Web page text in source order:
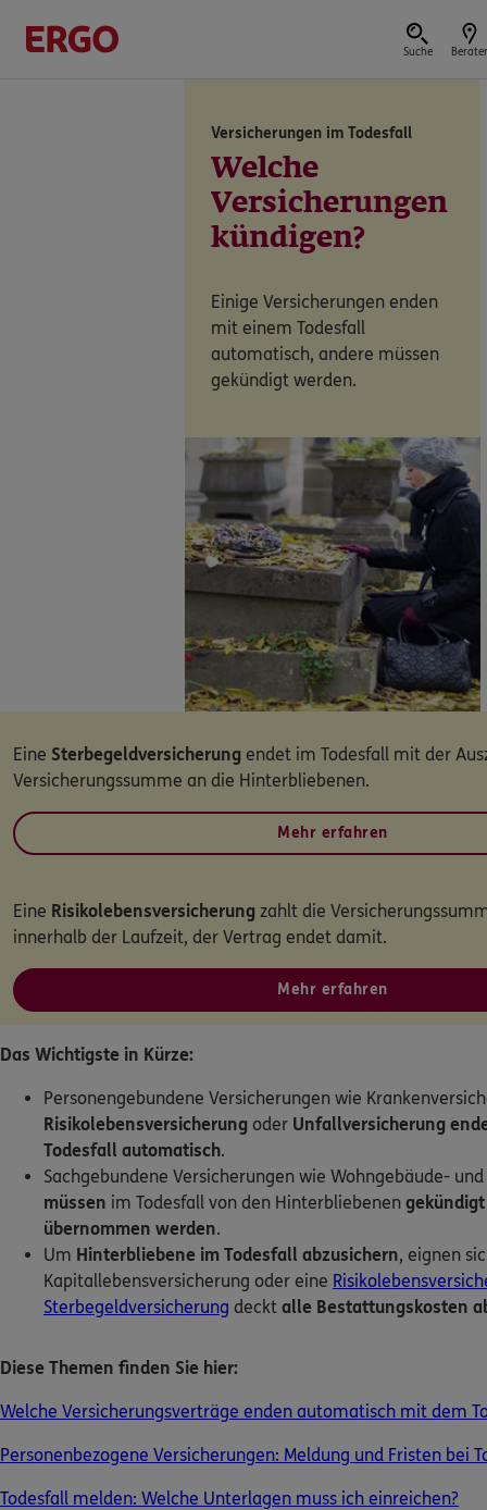
Suche Berater
Jetzt Förderung selbst berechnen.
Jetzt informieren
Nicht sicher, was Sie benötigen?
Dann lassen Sie sich helfen.
Meine Versicherungen
Sehen Sie auf einen Blick Ihre Versicherungen bei ERGO, dem
und der DKV.
Zum Kundenportal
Schaden- oder Leistungsfall melden
Sehen Sie auf einen Blick Ihre Versicherungen bei ERGO, dem
und der DKV.
Zum Kundenportal
Schaden- oder Leistungsfall melden
Bequem online oder telefonisch.
Versicherungen im Todesfall
Welche
Versicherungen
kündigen?
Einige Versicherungen enden
mit einem Todesfall
automatisch, andere müssen
gekündigt werden.
Eine Sterbegeldversicherung endet im Todesfall mit der
Versicherungssumme an die Hinterbliebenen.
Mehr erfahren
Eine Risikolebensversicherung zahlt die
innerhalb der Laufzeit, der Vertrag endet damit.
Mehr erfahren
Das Wichtigste in Kürze:
Personengebundene Versicherungen wie
Risikolebensversicherung oder Unfallversicherung
Todesfall automatisch.
Sachgebundene Versicherungen wie Wohngebäude- und
müssen im Todesfall von den Hinterbliebenen
übernommen werden.
Um Hinterbliebene im Todesfall abzusichern, eignen
Kapitallebensversicherung oder eine
Sterbegeldversicherung deckt alle Bestattungskosten
Diese Themen finden Sie hier:
Welche Versicherungsverträge enden automatisch mit dem
Personenbezogene Versicherungen: Meldung und Fristen bei
Todesfall melden: Welche Unterlagen muss ich einreichen?